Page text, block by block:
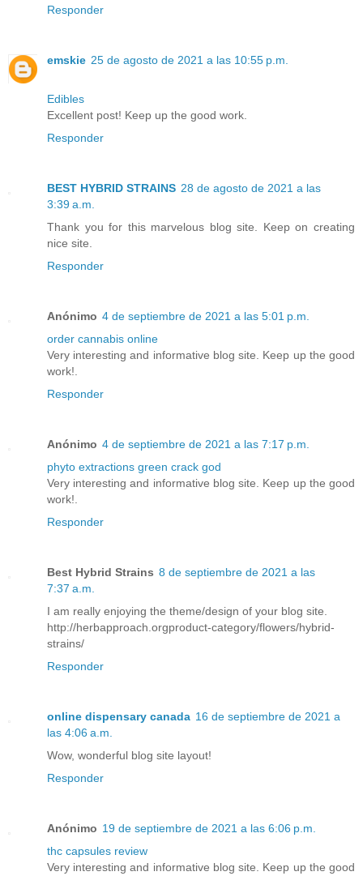
Responder
emskie 25 de agosto de 2021 a las 10:55 p.m.
Edibles
Excellent post! Keep up the good work.
Responder
BEST HYBRID STRAINS 28 de agosto de 2021 a las
3:39 a.m.
Thank you for this marvelous blog site. Keep on creating
nice site.
Responder
Anónimo 4 de septiembre de 2021 a las 5:01 p.m.
order cannabis online
Very interesting and informative blog site. Keep up the good
work!.
Responder
Anónimo 4 de septiembre de 2021 a las 7:17 p.m.
phyto extractions green crack god
Very interesting and informative blog site. Keep up the good
work!.
Responder
Best Hybrid Strains 8 de septiembre de 2021 a las
7:37 a.m.
I am really enjoying the theme/design of your blog site.
http://herbapproach.orgproduct-category/flowers/hybrid-
strains/
Responder
online dispensary canada 16 de septiembre de 2021 a
las 4:06 a.m.
Wow, wonderful blog site layout!
Responder
Anónimo 19 de septiembre de 2021 a las 6:06 p.m.
thc capsules review
Very interesting and informative blog site. Keep up the good